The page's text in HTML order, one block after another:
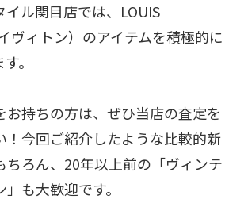
イル関目店では、LOUIS
ヴィトン）のアイテムを積極的に
。
お持ちの方は、ぜひ当店の査定を
！今回ご紹介したような比較的新
ちろん、20年以上前の「ヴィンテ
も大歓迎です。